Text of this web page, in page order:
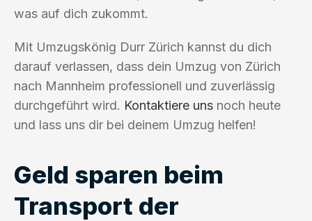
was auf dich zukommt.
Mit Umzugskönig Durr Zürich kannst du dich
darauf verlassen, dass dein Umzug von Zürich
nach Mannheim professionell und zuverlässig
durchgeführt wird. Kontaktiere uns noch heute
und lass uns dir bei deinem Umzug helfen!
Geld sparen beim
Transport der